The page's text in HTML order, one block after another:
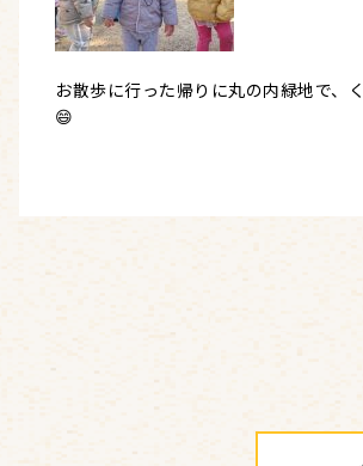
お散歩に行った帰りに丸の内緑地で、
😄